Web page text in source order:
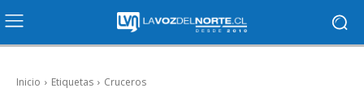
Inicio Etiquetas Cruceros